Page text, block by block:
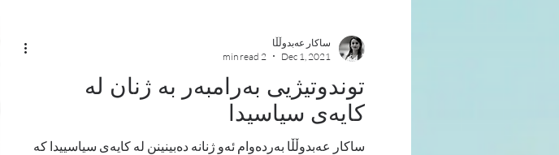
توندوتیژیی بەرامبەر به‌ ژنان لە
کایەی سیاسیدا
ساکار عەبدوڵڵا بەردەوام ئەو ژنانە دەبینینن لە کایەی سیاسییدا کە
ساکار عەبدوڵڵا
Dec 1, 2021
2 min read